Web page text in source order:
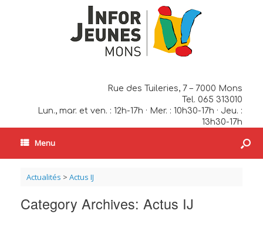
Rue des Tuileries, 7 – 7000 Mons
Tel. 065 313010
Lun., mar. et ven. : 12h-17h · Mer. : 10h30-17h · Jeu. :
13h30-17h
Menu
Actualités > Actus IJ
Category Archives: Actus IJ